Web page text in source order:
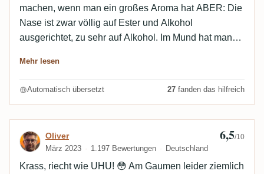
machen, wenn man ein großes Aroma hat ABER: Die
Nase ist zwar völlig auf Ester und Alkohol
ausgerichtet, zu sehr auf Alkohol. Im Mund hat man
unangenehm ist. Ich habe ihn später als Daiquiri
verrückt, aber immerhin eine knappe 7.
Mehr lesen
Automatisch übersetzt 27 fanden das hilfreich
Bewertung von Oliver
Oliver
März 2023 1.197 Bewertungen Deutschland
6,5/10
Krass, riecht wie UHU! 😳 Am Gaumen leider ziemlich